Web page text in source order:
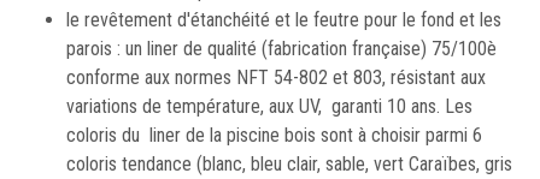
le revêtement d'étanchéité et le feutre pour le fond et les
parois : un liner de qualité (fabrication française) 75/100è
conforme aux normes NFT 54-802 et 803, résistant aux
variations de température, aux UV, garanti 10 ans. Les
coloris du liner de la piscine bois sont à choisir parmi 6
coloris tendance (blanc, bleu clair, sable, vert Caraïbes, gris